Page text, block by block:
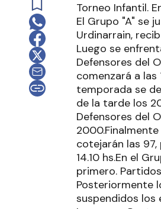
Torneo Infantil.
El Grupo "A" se
Urdinarrain,
Luego se
Defensores del
comenzará a
temporada se
de la tarde los
Defensores del
cotejarán las
14.10 hs.En el
primero.
Posteriormente
suspendidos los